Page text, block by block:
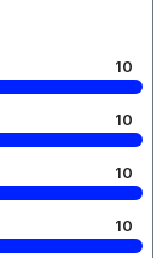
10
10
10
10